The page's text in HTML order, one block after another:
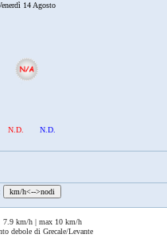
14 Agosto
N.D. N.D.
km/h<-->nodi
7.9 km/h | max 10 km/h
debole di Grecale/Levante